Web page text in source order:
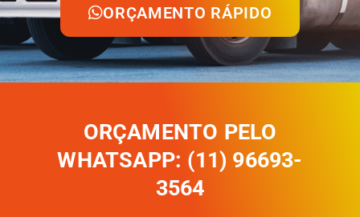
ORÇAMENTO RÁPIDO
ORÇAMENTO PELO
WHATSAPP: (11) 96693-
3564